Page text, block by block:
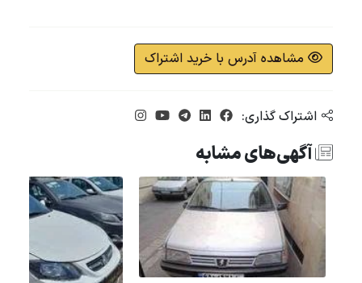
مشاهده آدرس با خرید اشتراک
اشتراک گذاری:
آگهی‌های مشابه